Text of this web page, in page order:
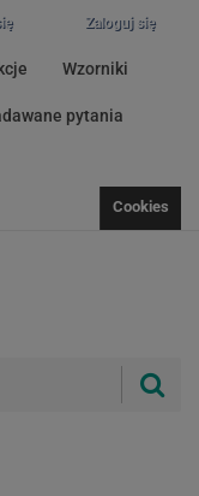
Zaloguj się
Wzorniki
pytania
Cookies